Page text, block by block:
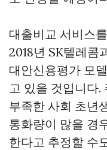
대출비교 서비스
2018년 SK텔레콤
대안신용평가 모
고 있을 것입니다.
부족한 사회 초년
통화량이 많을 경
한다고 추정할 수